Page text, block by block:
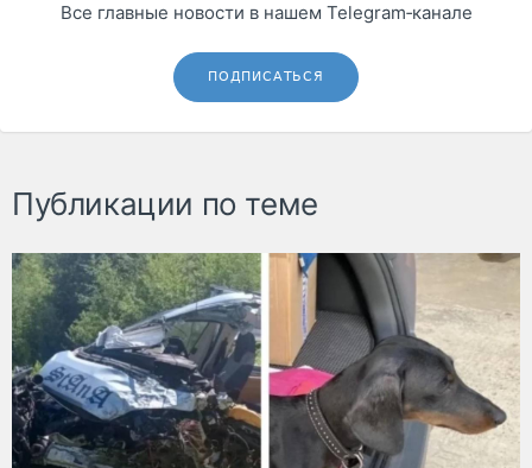
Все главные новости в нашем Telegram‑канале
ПОДПИСАТЬСЯ
Публикации по теме